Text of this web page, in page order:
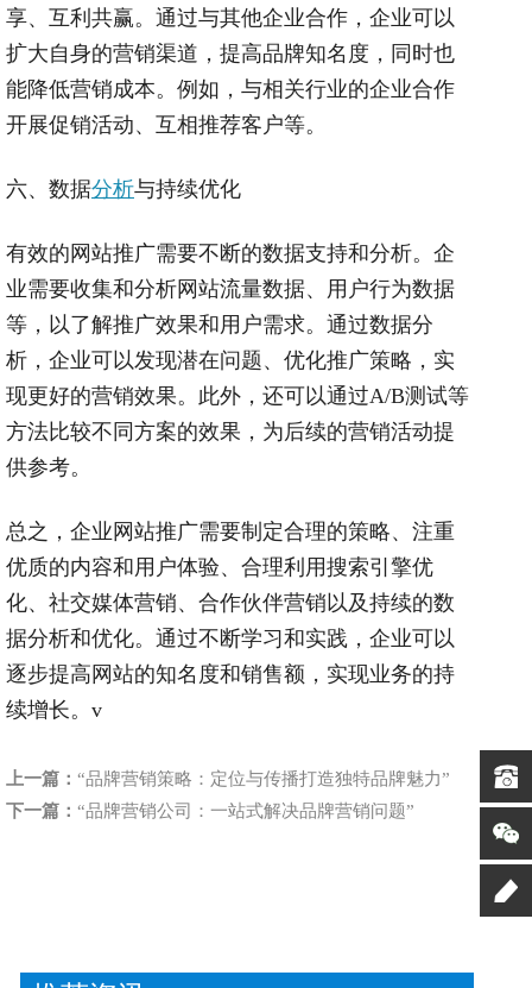
享、互利共赢。通过与其他企业合作，企业可以
扩大自身的营销渠道，提高品牌知名度，同时也
能降低营销成本。例如，与相关行业的企业合作
开展促销活动、互相推荐客户等。
六、数据分析与持续优化
有效的网站推广需要不断的数据支持和分析。企
业需要收集和分析网站流量数据、用户行为数据
等，以了解推广效果和用户需求。通过数据分
析，企业可以发现潜在问题、优化推广策略，实
现更好的营销效果。此外，还可以通过A/B测试等
方法比较不同方案的效果，为后续的营销活动提
供参考。
总之，企业网站推广需要制定合理的策略、注重
优质的内容和用户体验、合理利用搜索引擎优
化、社交媒体营销、合作伙伴营销以及持续的数
据分析和优化。通过不断学习和实践，企业可以
逐步提高网站的知名度和销售额，实现业务的持
续增长。v
上一篇： “品牌营销策略：定位与传播打造独特品牌魅力”
下一篇： “品牌营销公司：一站式解决品牌营销问题”